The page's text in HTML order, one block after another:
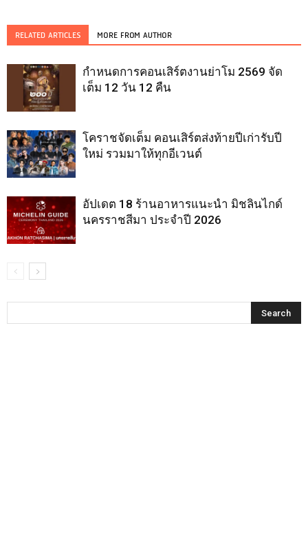
RELATED ARTICLES MORE FROM AUTHOR
กำหนดการคอนเสิร์ตงานย่าโม 2569 จัด
เต็ม 12 วัน 12 คืน
โคราชจัดเต็ม คอนเสิร์ตส่งท้ายปีเก่ารับปี
ใหม่ รวมมาให้ทุกอีเวนต์
อัปเดต 18 ร้านอาหารแนะนำ มิชลินไกด์
นครราชสีมา ประจำปี 2026